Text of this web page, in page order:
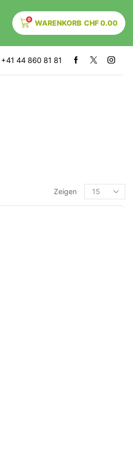
0 WARENKORB CHF0.00
+41 44 860 81 81
Zeigen